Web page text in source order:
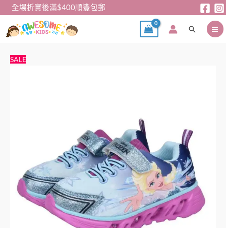
全場折實後滿$400順豐包郵
搜
SALE
閃
(30
碼)
數